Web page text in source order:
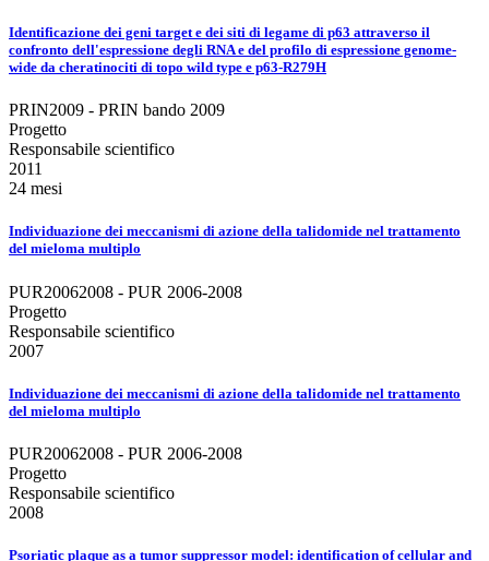
Identificazione dei geni target e dei siti di legame di p63 attraverso il
confronto dell'espressione degli RNA e del profilo di espressione genome-
wide da cheratinociti di topo wild type e p63-R279H
PRIN2009 - PRIN bando 2009
Progetto
Responsabile scientifico
2011
24 mesi
Individuazione dei meccanismi di azione della talidomide nel trattamento
del mieloma multiplo
PUR20062008 - PUR 2006-2008
Progetto
Responsabile scientifico
2007
Individuazione dei meccanismi di azione della talidomide nel trattamento
del mieloma multiplo
PUR20062008 - PUR 2006-2008
Progetto
Responsabile scientifico
2008
Psoriatic plaque as a tumor suppressor model: identification of cellular and